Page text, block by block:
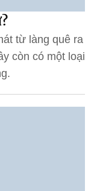
từ làng quê ra
còn có một loại